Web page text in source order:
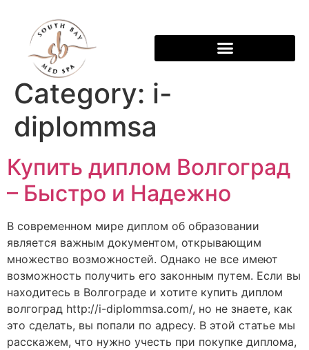
Category: i-
diplommsa
Купить диплом Волгоград
– Быстро и Надежно
В современном мире диплом об образовании
является важным документом, открывающим
множество возможностей. Однако не все имеют
возможность получить его законным путем. Если вы
находитесь в Волгограде и хотите купить диплом
волгоград http://i-diplommsa.com/, но не знаете, как
это сделать, вы попали по адресу. В этой статье мы
расскажем, что нужно учесть при покупке диплома,